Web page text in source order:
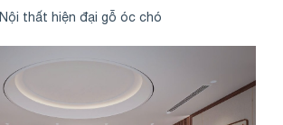
Nội thất hiện đại gỗ óc chó